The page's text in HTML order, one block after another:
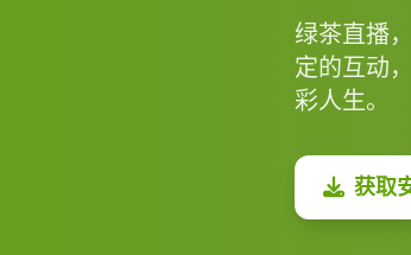
绿茶直播
定的互动
彩人生。
获取